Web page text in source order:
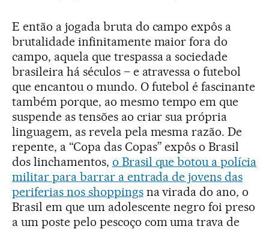
E então a jogada bruta do campo expôs a
brutalidade infinitamente maior fora do
campo, aquela que trespassa a sociedade
brasileira há séculos – e atravessa o futebol
que encantou o mundo. O futebol é fascinante
também porque, ao mesmo tempo em que
suspende as tensões ao criar sua própria
linguagem, as revela pela mesma razão. De
repente, a “Copa das Copas” expôs o Brasil
dos linchamentos, o Brasil que botou a polícia
militar para barrar a entrada de jovens das
periferias nos shoppingsna virada do ano, o
Brasil em que um adolescente negro foi preso
a um poste pelo pescoço com uma trava de